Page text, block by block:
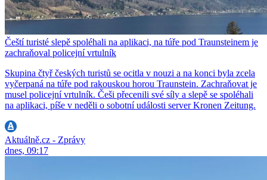
Čeští turisté slepě spoléhali na aplikaci, na túře pod Traunsteinem je
zachraňoval policejní vrtulník
Skupina čtyř českých turistů se ocitla v nouzi a na konci byla zcela
vyčerpaná na túře pod rakouskou horou Traunstein. Zachraňovat je
musel policejní vrtulník. Češi přecenili své síly a slepě se spoléhali
na aplikaci, píše v neděli o sobotní události server Kronen Zeitung.
Aktuálně.cz - Zprávy
dnes, 09:17